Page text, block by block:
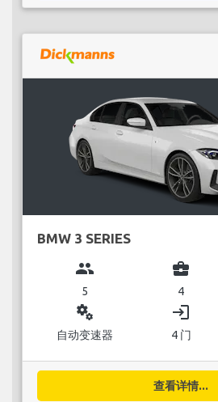
BMW 3 SERIES
group
5
business_center
4
miscellaneous_services
自动变速器
login
4 门
查看详情...